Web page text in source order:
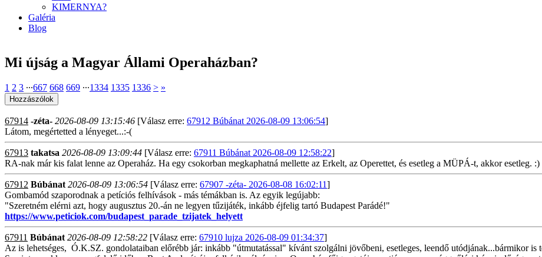
KIMERNYA?
Galéria
Blog
Mi újság a Magyar Állami Operaházban?
1 2 3 ∙∙∙667 668 669 ∙∙∙1334 1335 1336 > »
67914 -zéta- 2026-08-09 13:15:46 [Válasz erre: 67912 Búbánat 2026-08-09 13:06:54]
Látom, megértetted a lényeget...:-(
67913 takatsa 2026-08-09 13:09:44 [Válasz erre: 67911 Búbánat 2026-08-09 12:58:22]
RA-nak már kis falat lenne az Operaház. Ha egy csokorban megkaphatná mellette az Erkelt, az Operettet, és esetleg a MÜPÁ-t, akkor esetleg. :)
67912 Búbánat 2026-08-09 13:06:54 [Válasz erre: 67907 -zéta- 2026-08-08 16:02:11]
Gombamód szaporodnak a petíciós felhívások - más témákban is. Az egyik legújabb:
"Szeretném elérni azt, hogy augusztus 20.-án ne legyen tűzijáték, inkább éjfelig tartó Budapest Parádé!"
https://www.peticiok.com/budapest_parade_tzijatek_helyett
67911 Búbánat 2026-08-09 12:58:22 [Válasz erre: 67910 lujza 2026-08-09 01:34:37]
Az is lehetséges, Ó.K.SZ. gondolataiban előrébb jár: inkább "útmutatással" kívánt szolgálni jövőbeni, esetleges, leendő utódjának...bármikor is